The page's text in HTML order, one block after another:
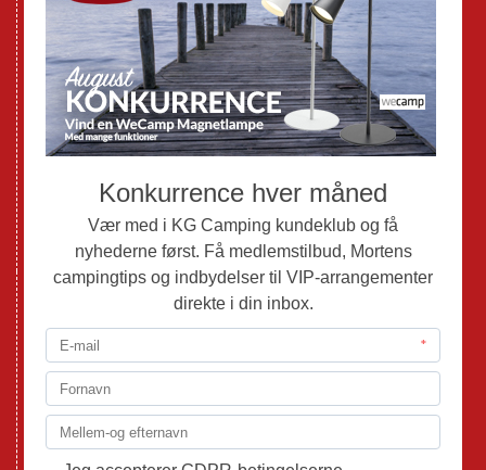
Nye Campingvogne
Nye Autocampere og Vans
Brugte Campingvogne
Brugte Autocampere og Vans
Webshop
Mortens Campingtips
KG Camping Kundeklub
Nyheder
Adria
Adria Autocampere
Eriba
Fendt
Hobby